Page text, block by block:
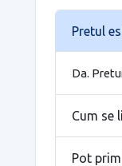
Pretul
Da.
Cum se
Pot